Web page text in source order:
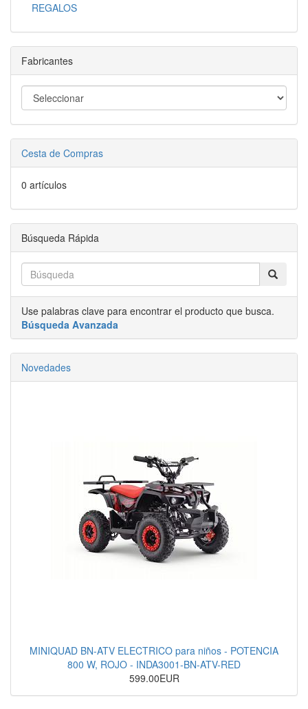
REGALOS
Fabricantes
Cesta de Compras
0 artículos
Búsqueda Rápida
Use palabras clave para encontrar el producto que busca.
Búsqueda Avanzada
Novedades
MINIQUAD BN-ATV ELECTRICO para niños - POTENCIA
800 W, ROJO - INDA3001-BN-ATV-RED
599.00EUR